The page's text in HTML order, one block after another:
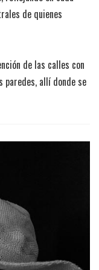
de quienes
de las calles con
paredes, allí donde se